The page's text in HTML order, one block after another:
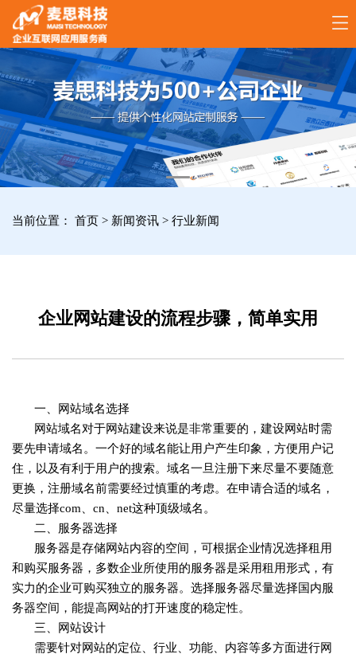
17789288861
全
国
咨
当前位置：首页 > 新闻资讯>行业新闻
企业网站建设的流程步骤，简单实用
一、网站域名选择
网站域名对于网站建设来说是非常重要的，建设网站时需
要先申请域名。一个好的域名能让用户产生印象，方便用户记
住，以及有利于用户的搜索。域名一旦注册下来尽量不要随意
更换，注册域名前需要经过慎重的考虑。在申请合适的域名，
尽量选择com、cn、net这种顶级域名。
二、服务器选择
服务器是存储网站内容的空间，可根据企业情况选择租用
和购买服务器，多数企业所使用的服务器是采用租用形式，有
实力的企业可购买独立的服务器。选择服务器尽量选择国内服
务器空间，能提高网站的打开速度的稳定性。
三、网站设计
需要针对网站的定位、行业、功能、内容等多方面进行网